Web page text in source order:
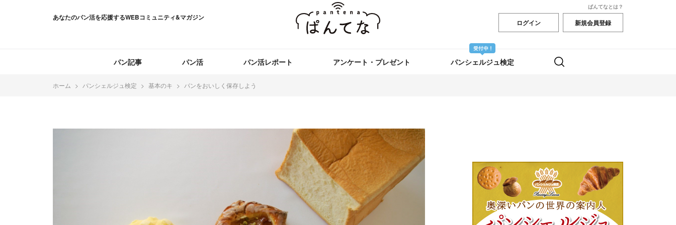
あなたのパン活を応援するWEBコミュニティ&マガジン
ぱんてなとは？
ログイン 新規会員登録
パン記事 パン活 パン活レポート アンケート・プレゼント パンシェルジュ検定
ホーム パンシェルジュ検定 基本のキ パンをおいしく保存しよう